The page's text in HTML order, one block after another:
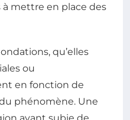
mettre en place des
qu’elles
ou
en fonction de
phénomène. Une
ayant subie de